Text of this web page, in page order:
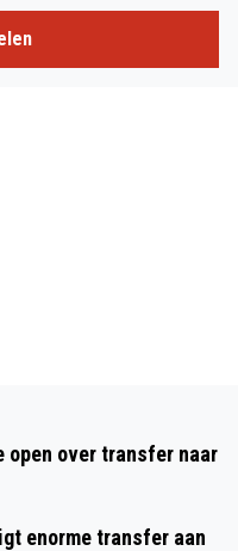
open over transfer naar
enorme transfer aan